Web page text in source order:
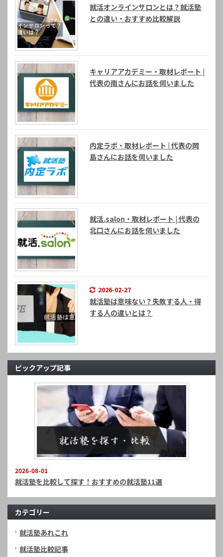
就活オンラインサロンとは？就活塾
との違い・おすすめ比較解説
キャリアアカデミー・取材レポート |
代表の南さんにお話を伺いました
内定ラボ・取材レポート | 代表の岡
島さんにお話を伺いました
就活.salon・取材レポート | 代表の
北口さんにお話を伺いました
2026-02-27
就活塾は意味ない？失敗する人・得
する人の違いとは？
ピックアップ記事
2026-08-01
就活塾を比較して探す！おすすめの就活塾11選
カテゴリー
就活塾あれこれ
就活塾比較記事